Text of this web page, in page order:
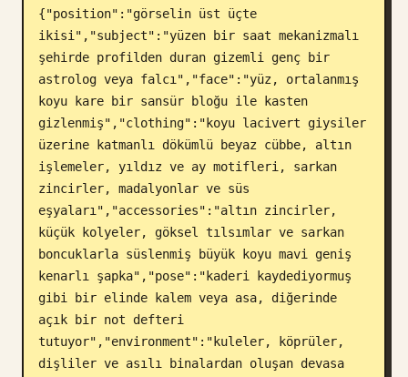
{"position":"görselin üst üçte
ikisi","subject":"yüzen bir saat mekanizmalı
şehirde profilden duran gizemli genç bir
astrolog veya falcı","face":"yüz, ortalanmış
koyu kare bir sansür bloğu ile kasten
gizlenmiş","clothing":"koyu lacivert giysiler
üzerine katmanlı dökümlü beyaz cübbe, altın
işlemeler, yıldız ve ay motifleri, sarkan
zincirler, madalyonlar ve süs
eşyaları","accessories":"altın zincirler,
küçük kolyeler, göksel tılsımlar ve sarkan
boncuklarla süslenmiş büyük koyu mavi geniş
kenarlı şapka","pose":"kaderi kaydediyormuş
gibi bir elinde kalem veya asa, diğerinde
açık bir not defteri
tutuyor","environment":"kuleler, köprüler,
dişliler ve asılı binalardan oluşan devasa